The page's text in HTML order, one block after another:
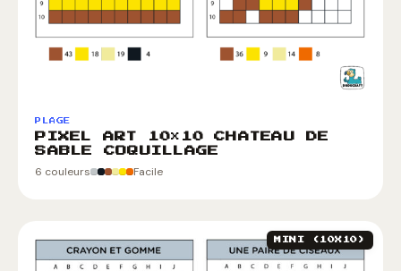
PLAGE
PIXEL ART 10×10 CHATEAU DE
SABLE COQUILLAGE
6 couleurs Facile
MINI (10X10)